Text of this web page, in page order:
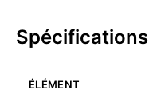
Spécifications
ÉLÉMENT